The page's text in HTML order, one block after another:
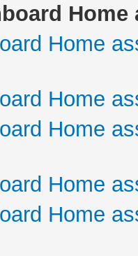
Home
Home
Home
Home
Home
Home